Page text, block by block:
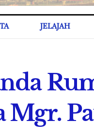
JELAJAH
Mgr.